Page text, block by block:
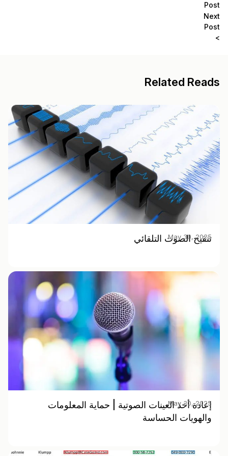
Post
Next
Post
>
Related Reads
تنقيح الصوت التلقائي
May 30, 2025
إعادة أخذ العينات الصوتية | حماية المعلومات
والهويات الحساسة
May 30, 2025